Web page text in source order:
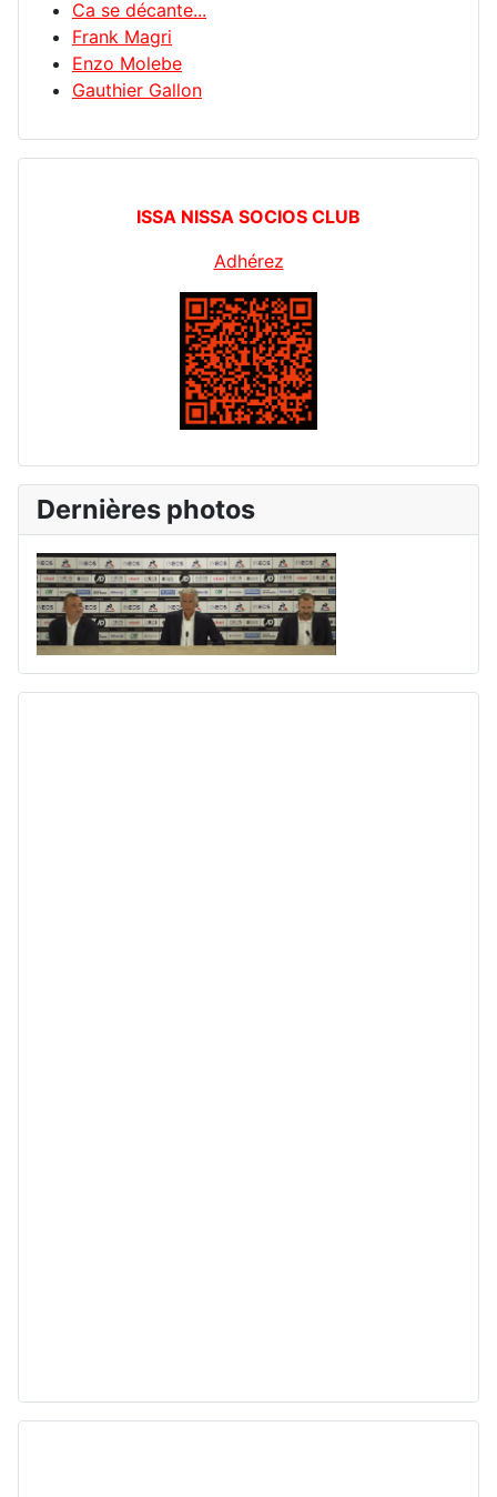
Ca se décante...
Frank Magri
Enzo Molebe
Gauthier Gallon
ISSA NISSA SOCIOS CLUB
Adhérez
Dernières photos